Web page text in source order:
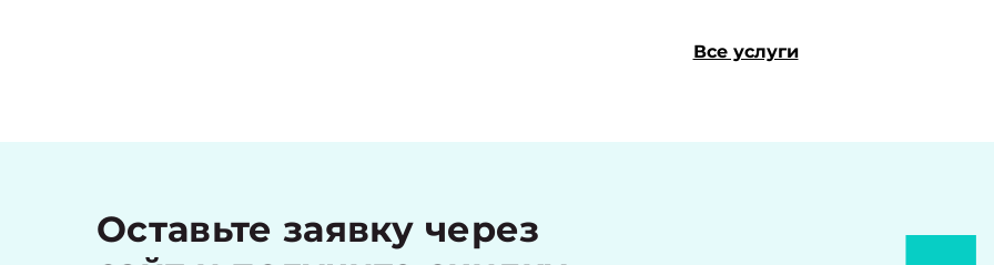
Все услуги
Оставьте заявку через